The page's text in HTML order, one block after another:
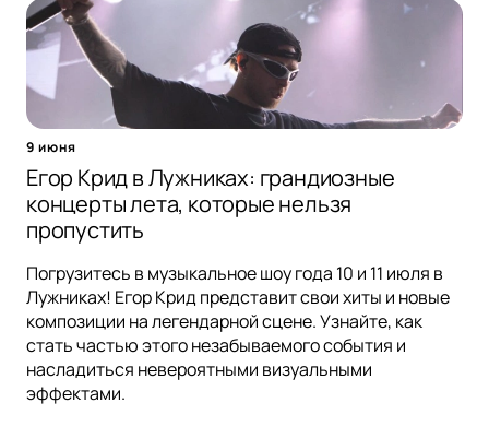
9 июня
Егор Крид в Лужниках: грандиозные
концерты лета, которые нельзя
пропустить
Погрузитесь в музыкальное шоу года 10 и 11 июля в
Лужниках! Егор Крид представит свои хиты и новые
композиции на легендарной сцене. Узнайте, как
стать частью этого незабываемого события и
насладиться невероятными визуальными
эффектами.